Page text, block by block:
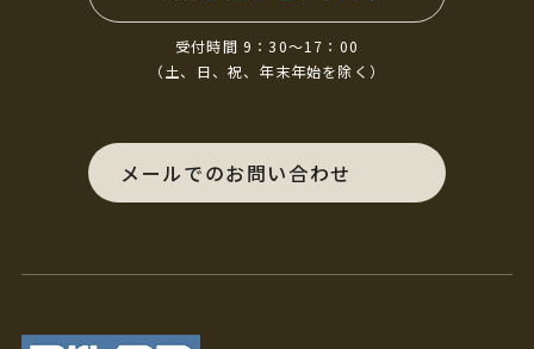
受付時間 9：30～17：00
（土、日、祝、年末年始を除く）
メールでのお問い合わせ